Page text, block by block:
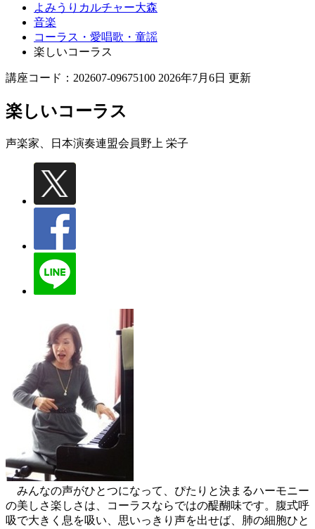
よみうりカルチャー大森
音楽
コーラス・愛唱歌・童謡
楽しいコーラス
講座コード：202607-09675100 2026年7月6日 更新
楽しいコーラス
声楽家、日本演奏連盟会員野上 栄子
みんなの声がひとつになって、ぴたりと決まるハーモニー
の美しさ楽しさは、コーラスならではの醍醐味です。腹式呼
吸で大きく息を吸い、思いっきり声を出せば、肺の細胞ひと